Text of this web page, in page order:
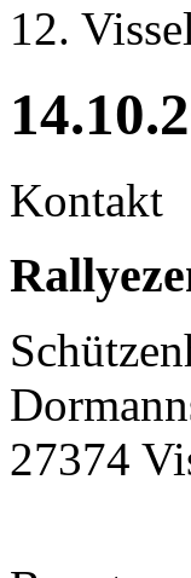
12.
Kontakt
27374